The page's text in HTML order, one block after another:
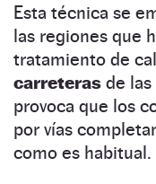
Esta técnica se
las regiones que
tratamiento de
carreteras de las
provoca que los
por vías
como es habitual.